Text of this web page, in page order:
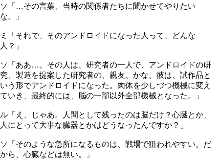
ソ「…その言葉、当時の関係者たちに聞かせてやりたい
な。」
ミ「それで、そのアンドロイドになった人って、どんな
人？」
ソ「ああ…。その人は、研究者の一人で、アンドロイドの研
究、製造を提案した研究者の、親友、かな。彼は、試作品と
いう形でアンドロイドになった。肉体を少しづつ機械に変え
ていき、最終的には、脳の一部以外全部機械となった。」
ル「え、じゃあ。人間として残ったのは脳だけ？心臓とか、
人にとって大事な臓器とかはどうなったんですか？」
ソ「そのような急所になるものは、戦場で狙われやすい。だ
から、心臓などは無い。」